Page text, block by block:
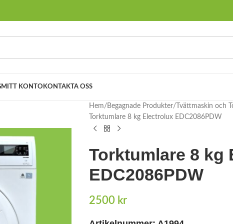
MITT KONTO KONTAKTA OSS
Hem Begagnade Produkter Tvättmaskin och
Torktumlare 8 kg Electrolux EDC2086PDW
Torktumlare 8 kg
EDC2086PDW
2500 kr